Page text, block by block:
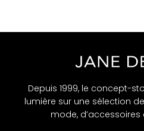
Depuis 1999, le concept-
lumière sur une sélection
mode,